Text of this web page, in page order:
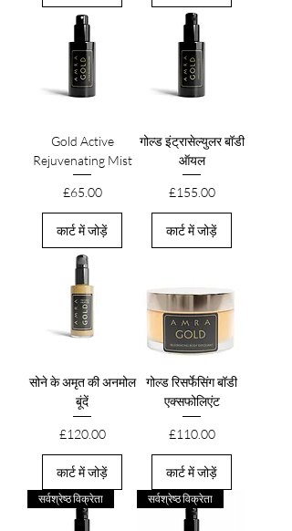
Gold Active
Rejuvenating Mist
मूल्य
£65.00
कार्ट में जोड़ें
गोल्ड इंट्रासेल्युलर बॉडी
ऑयल
मूल्य
£155.00
कार्ट में जोड़ें
सोने के अमृत की अनमोल
बूंदें
मूल्य
£120.00
कार्ट में जोड़ें
गोल्ड रिसर्फेसिंग बॉडी
एक्सफोलिएंट
मूल्य
£110.00
कार्ट में जोड़ें
सर्वश्रेष्ठ विक्रेता सर्वश्रेष्ठ विक्रेता